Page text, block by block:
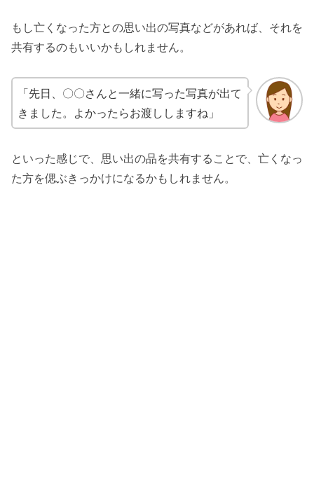
もし亡くなった方との思い出の写真などがあれば、それを
共有するのもいいかもしれません。
「先日、〇〇さんと一緒に写った写真が出て
きました。よかったらお渡ししますね」
といった感じで、思い出の品を共有することで、亡くなっ
た方を偲ぶきっかけになるかもしれません。